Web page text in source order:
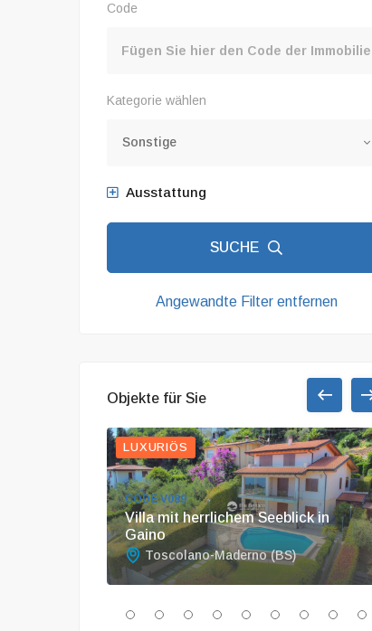
Code
Kategorie wählen
Sonstige
Ausstattung
SUCHE
Angewandte Filter entfernen
Objekte für Sie
LUXURIÖS
CODE V089
Villa mit herrlichem Seeblick in
Gaino
Toscolano-Maderno (BS)